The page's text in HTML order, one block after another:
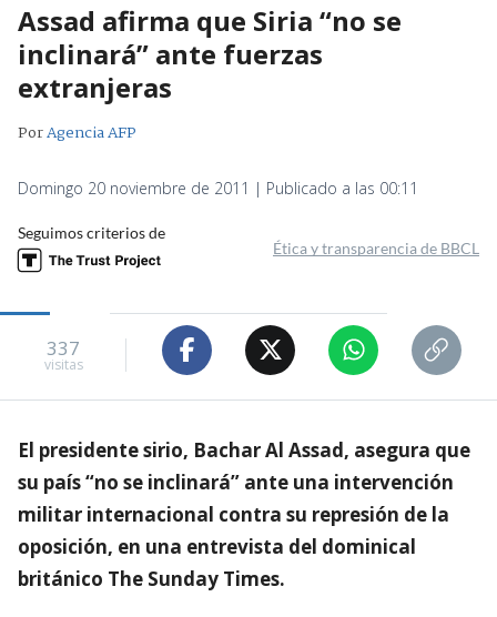
Assad afirma que Siria “no se
inclinará” ante fuerzas
extranjeras
PorAgencia AFP
Domingo 20 noviembre de 2011 | Publicado a las 00:11
Seguimos criterios de
Ética y transparencia de BBCL
337
visitas
El presidente sirio, Bachar Al Assad, asegura que
su país “no se inclinará” ante una intervención
militar internacional contra su represión de la
oposición, en una entrevista del dominical
británico The Sunday Times.